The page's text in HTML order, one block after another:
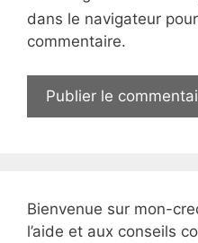
e
b
dans le navigateur
commentaire.
Bienvenue sur mon-
l’aide et aux conseils